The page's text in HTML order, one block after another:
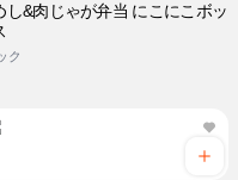
し&肉じゃが弁当 にこにこボッ
ク